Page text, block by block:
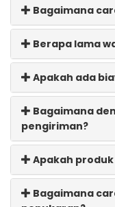
Bagaimana
Berapa lama
Apakah ada
Bagaimana
pengiriman?
Apakah
Bagaimana